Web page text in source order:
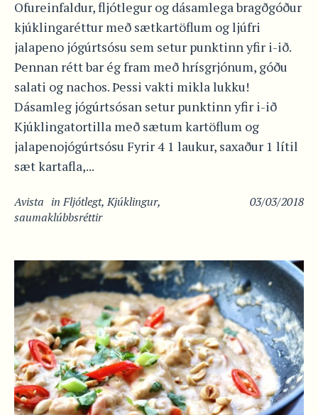
Ofureinfaldur, fljótlegur og dásamlega bragðgóður
kjúklingaréttur með sætkartöflum og ljúfri
jalapeno jógúrtsósu sem setur punktinn yfir i-ið.
Þennan rétt bar ég fram með hrísgrjónum, góðu
salati og nachos. Þessi vakti mikla lukku!
Dásamleg jógúrtsósan setur punktinn yfir i-ið
Kjúklingatortilla með sætum kartöflum og
jalapenojógúrtsósu Fyrir 4 1 laukur, saxaður 1 lítil
sæt kartafla,...
03/03/2018
Avista inFljótlegt,Kjúklingur,
saumaklúbbsréttir